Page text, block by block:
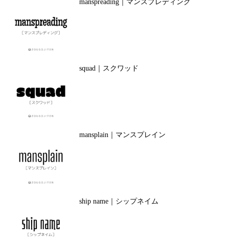
manspreading｜マンスプレディング
squad｜スクワッド
mansplain｜マンスプレイン
ship name｜シップネイム